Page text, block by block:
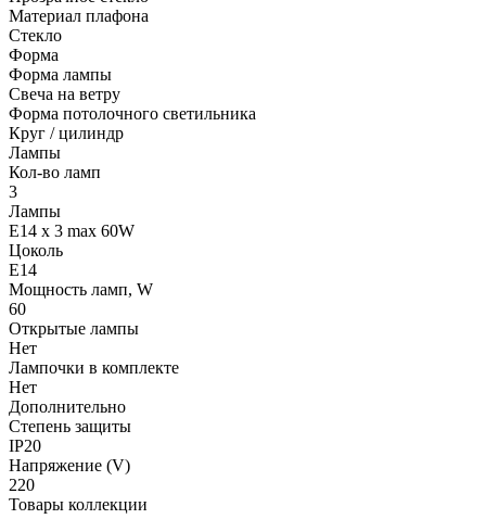
Материал плафона
Стекло
Форма
Форма лампы
Свеча на ветру
Форма потолочного светильника
Круг / цилиндр
Лампы
Кол-во ламп
3
Лампы
E14 x 3 max 60W
Цоколь
E14
Мощность ламп, W
60
Открытые лампы
Нет
Лампочки в комплекте
Нет
Дополнительно
Степень защиты
IP20
Напряжение (V)
220
Товары коллекции